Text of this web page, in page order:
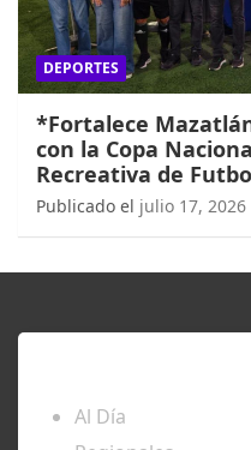
DEPORTES
*Fortalece
con la Copa
Recreativa de
Publicado el julio 17, 2026
Al Día